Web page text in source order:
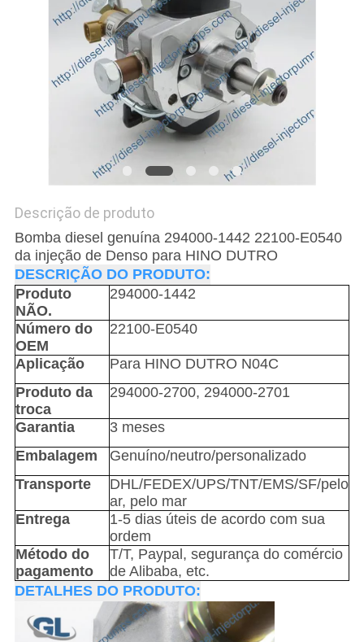
PRIVACIDADE
Descrição de produto
Bomba diesel genuína 294000-1442 22100-E0540
da injeção de Denso para HINO DUTRO
DESCRIÇÃO DO PRODUTO:
Produto
NÃO.
294000-1442
Número do
OEM
22100-E0540
Aplicação
Para HINO DUTRO N04C
Produto da
troca
294000-2700, 294000-2701
Garantia
3 meses
Embalagem
Genuíno/neutro/personalizado
Transporte
DHL/FEDEX/UPS/TNT/EMS/SF/pelo
ar, pelo mar
Entrega
1-5 dias úteis de acordo com sua
ordem
Método do
pagamento
T/T, Paypal, segurança do comércio
de Alibaba, etc.
DETALHES DO PRODUTO: